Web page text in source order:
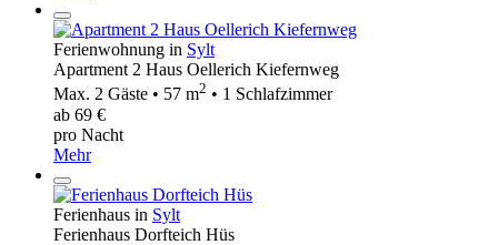
Ferienwohnung in Sylt
Apartment 2 Haus Oellerich Kiefernweg
Max. 2 Gäste • 57 m2 • 1 Schlafzimmer
ab 69 €
pro Nacht
Mehr
Ferienhaus in Sylt
Ferienhaus Dorfteich Hüs